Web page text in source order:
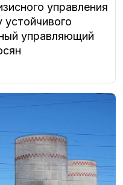
управления
управляющий